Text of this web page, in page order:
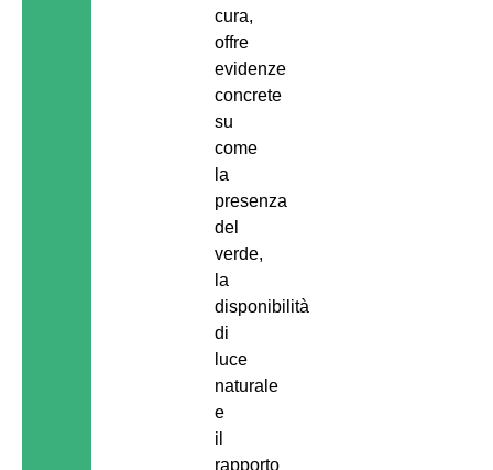
cura,
offre
evidenze
concrete
su
come
la
presenza
del
verde,
la
disponibilità
di
luce
naturale
e
il
rapporto